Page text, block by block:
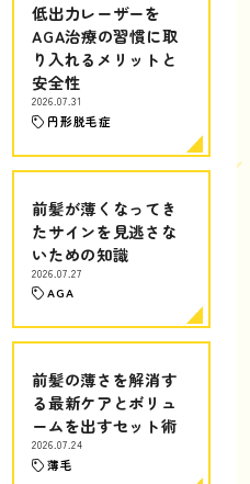
低出力レーザーを
AGA治療の習慣に取
り入れるメリットと
安全性
2026.07.31
円形脱毛症
前髪が薄くなってき
たサインを見逃さな
いための知識
2026.07.27
AGA
前髪の薄さを解消す
る最新ケアとボリュ
ームを出すセット術
2026.07.24
薄毛